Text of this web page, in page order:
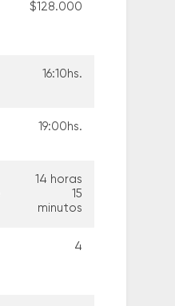
$128.000
16:10hs.
19:00hs.
14 horas
15
minutos
4